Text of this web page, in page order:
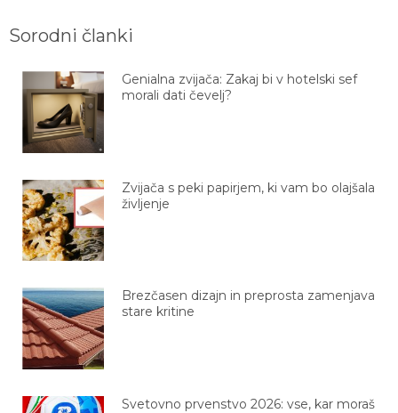
Sorodni članki
Genialna zvijača: Zakaj bi v hotelski sef
morali dati čevelj?
Zvijača s peki papirjem, ki vam bo olajšala
življenje
Brezčasen dizajn in preprosta zamenjava
stare kritine
Svetovno prvenstvo 2026: vse, kar moraš